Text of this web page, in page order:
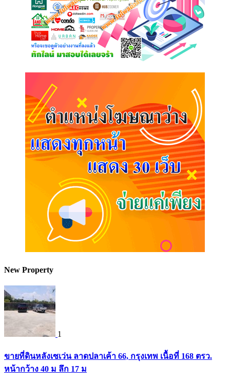
New Property
1
ขายที่ดินหลังเซเว่น ลาดปลาเค้า 66, กรุงเทพ เนื้อที่ 168 ตรว.
หน้ากว้าง 40 ม ลึก 17 ม